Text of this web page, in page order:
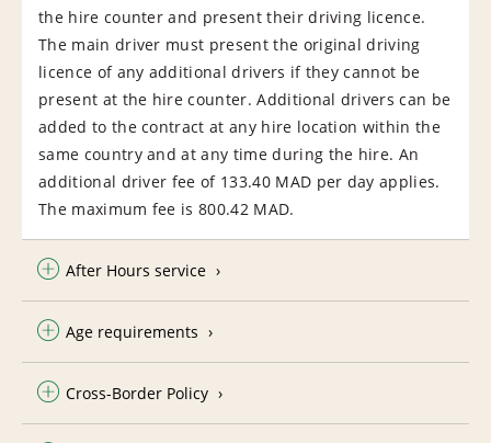
the hire counter and present their driving licence.
The main driver must present the original driving
licence of any additional drivers if they cannot be
present at the hire counter. Additional drivers can be
added to the contract at any hire location within the
same country and at any time during the hire. An
additional driver fee of 133.40 MAD per day applies.
The maximum fee is 800.42 MAD.
After Hours service
Age requirements
Cross-Border Policy